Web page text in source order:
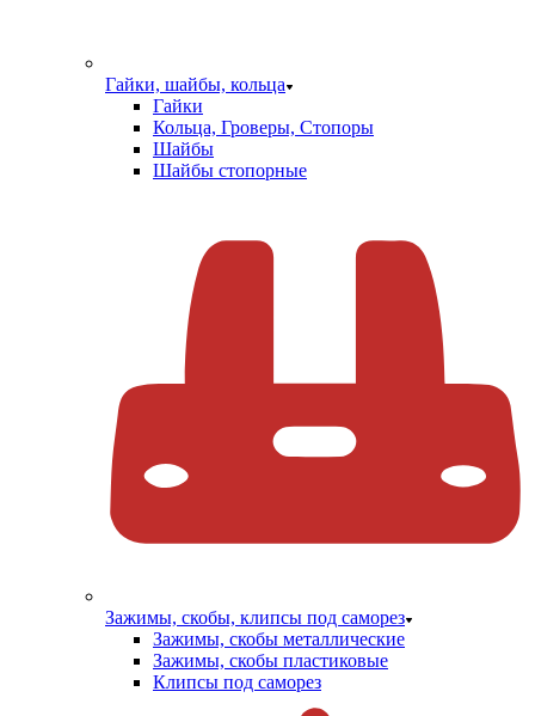
Гайки, шайбы, кольца
Гайки
Кольца, Гроверы, Стопоры
Шайбы
Шайбы стопорные
Зажимы, скобы, клипсы под саморез
Зажимы, скобы металлические
Зажимы, скобы пластиковые
Клипсы под саморез